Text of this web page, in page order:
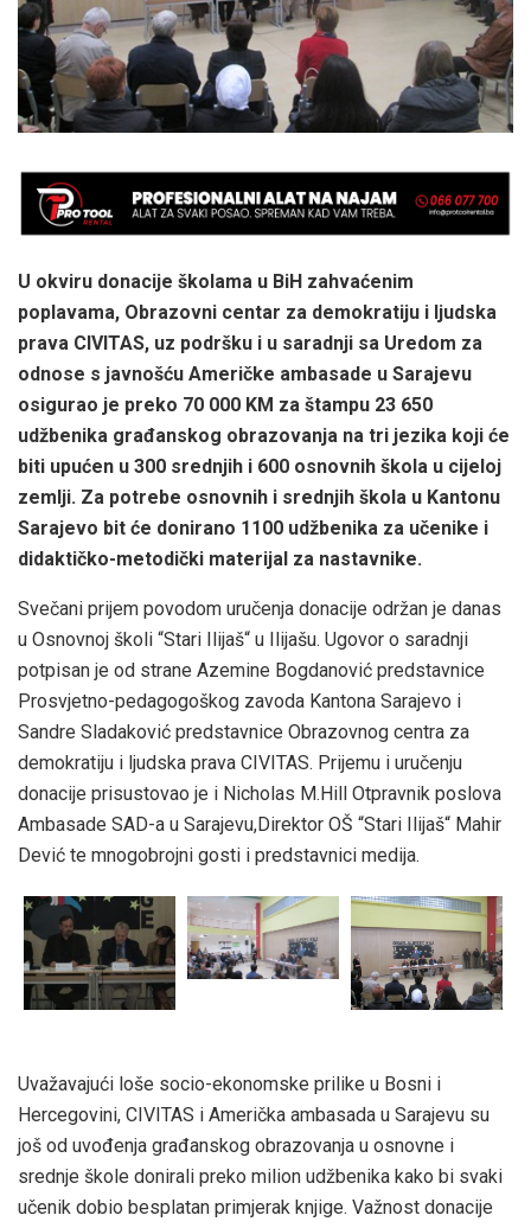
U okviru donacije školama u BiH zahvaćenim
poplavama, Obrazovni centar za demokratiju i ljudska
prava CIVITAS, uz podršku i u saradnji sa Uredom za
odnose s javnošću Američke ambasade u Sarajevu
osigurao je preko 70 000 KM za štampu 23 650
udžbenika građanskog obrazovanja na tri jezika koji će
biti upućen u 300 srednjih i 600 osnovnih škola u cijeloj
zemlji. Za potrebe osnovnih i srednjih škola u Kantonu
Sarajevo bit će donirano 1100 udžbenika za učenike i
didaktičko-metodički materijal za nastavnike.
Svečani prijem povodom uručenja donacije održan je danas
u Osnovnoj školi “Stari Ilijaš“ u Ilijašu. Ugovor o saradnji
potpisan je od strane Azemine Bogdanović predstavnice
Prosvjetno-pedagogoškog zavoda Kantona Sarajevo i
Sandre Sladaković predstavnice Obrazovnog centra za
demokratiju i ljudska prava CIVITAS. Prijemu i uručenju
donacije prisustovao je i Nicholas M.Hill Otpravnik poslova
Ambasade SAD-a u Sarajevu,Direktor OŠ “Stari Ilijaš“ Mahir
Dević te mnogobrojni gosti i predstavnici medija.
Uvažavajući loše socio-ekonomske prilike u Bosni i
Hercegovini, CIVITAS i Američka ambasada u Sarajevu su
još od uvođenja građanskog obrazovanja u osnovne i
srednje škole donirali preko milion udžbenika kako bi svaki
učenik dobio besplatan primjerak knjige. Važnost donacije